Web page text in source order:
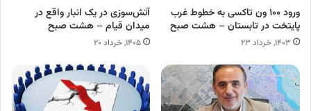
ورود ۱۰۰ ون تاکسی به خطوط غرب
پایتخت در تابستان – هشت صبح
۱۴۰۳, خرداد ۲۳
آتش‌سوزی در یک انبار واقع در
میدان قیام – هشت صبح
۱۴۰۵, خرداد ۲۰